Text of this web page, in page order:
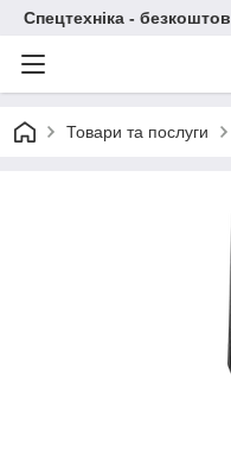
Спецтехніка -
Товари та послуги